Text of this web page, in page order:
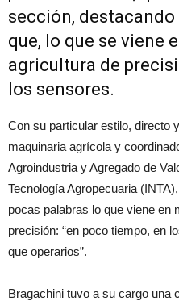
sección,
que, lo que se viene
agricultura de
los sensores.
Con su particular estilo, directo
maquinaria agrícola y
Agroindustria y Agregado de
Tecnología Agropecuaria
pocas palabras lo que viene en
precisión: “en poco tiempo, en
que operarios”.
Bragachini tuvo a su cargo una